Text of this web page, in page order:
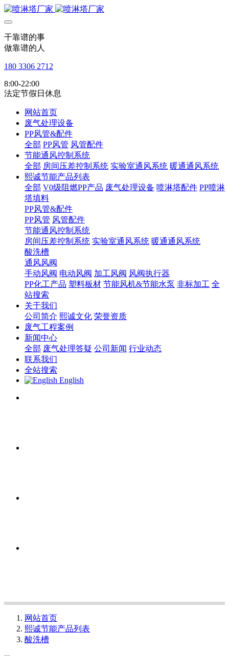
干靠谱的事
做靠谱的人
180 3306 2712
8:00-22:00
法定节假日休息
网站首页
废气处理设备
PP风管&配件
全部 PP风管 风管配件
节能通风控制系统
全部 房间压差控制系统 实验室通风系统 暖通通风系统
熙诚节能产品列表
全部 V0级阻燃PP产品 废气处理设备 喷淋塔配件 PP喷淋
塔填料
PP风管&配件
PP风管 风管配件
节能通风控制系统
房间压差控制系统 实验室通风系统 暖通通风系统
酸洗槽
通风风阀
手动风阀 电动风阀 加工风阀 风阀执行器
PP化工产品 塑料板材 节能风机&节能水泵 非标加工 全
站搜索
关于我们
公司简介 熙诚文化 荣誉资质
废气工程案例
新闻中心
全部 废气处理答疑 公司新闻 行业动态
联系我们
全站搜索
English
网站首页
熙诚节能产品列表
酸洗槽